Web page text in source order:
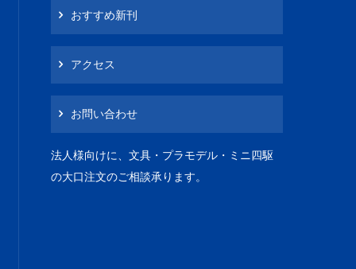
おすすめ新刊
アクセス
お問い合わせ
法人様向けに、文具・プラモデル・ミニ四駆
の大口注文のご相談承ります。